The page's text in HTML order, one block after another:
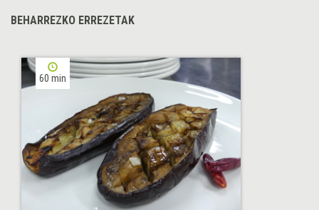
BEHARREZKO ERREZETAK
60 min